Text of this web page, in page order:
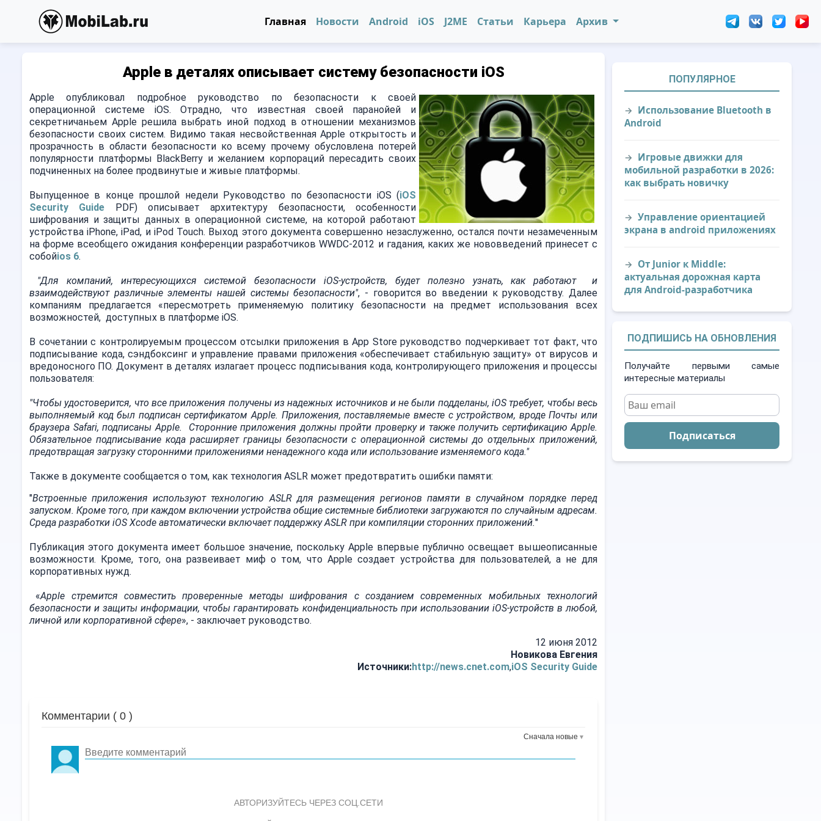
Главная Новости Android iOS J2ME Статьи Карьера Архив
Apple в деталях описывает систему безопасности iOS
Apple опубликовал подробное руководство по безопасности к своей
операционной системе iOS. Отрадно, что известная своей паранойей и
секретничаньем Apple решила выбрать иной подход в отношении механизмов
безопасности своих систем. Видимо такая несвойственная Apple открытость и
прозрачность в области безопасности ко всему прочему обусловлена потерей
популярности платформы BlackBerry и желанием корпораций пересадить своих
подчиненных на более продвинутые и живые платформы.
Выпущенное в конце прошлой недели Руководство по безопасности iOS (iOS
Security Guide PDF) описывает архитектуру безопасности, особенности
шифрования и защиты данных в операционной системе, на которой работают
устройства iPhone, iPad, и iPod Touch. Выход этого документа совершенно незаслуженно, остался почти незамеченным
на форме всеобщего ожидания конференции разработчиков WWDC-2012 и гадания, каких же нововведений принесет с
собойios 6.
"Для компаний, интересующихся системой безопасности iOS-устройств, будет полезно узнать, как работают и
взаимодействуют различные элементы нашей системы безопасности", - говорится во введении к руководству. Далее
компаниям предлагается «пересмотреть применяемую политику безопасности на предмет использования всех
возможностей, доступных в платформе iOS.
В сочетании с контролируемым процессом отсылки приложения в App Store руководство подчеркивает тот факт, что
подписывание кода, сэндбоксинг и управление правами приложения «обеспечивает стабильную защиту» от вирусов и
вредоносного ПО. Документ в деталях излагает процесс подписывания кода, контролирующего приложения и процессы
пользователя:
"Чтобы удостоверится, что все приложения получены из надежных источников и не были подделаны, iOS требует, чтобы весь
выполняемый код был подписан сертификатом Apple. Приложения, поставляемые вместе с устройством, вроде Почты или
браузера Safari, подписаны Apple. Сторонние приложения должны пройти проверку и также получить сертификацию Apple.
Обязательное подписывание кода расширяет границы безопасности с операционной системы до отдельных приложений,
предотвращая загрузку сторонними приложениями ненадежного кода или использование изменяемого кода."
Также в документе сообщается о том, как технология ASLR может предотвратить ошибки памяти:
"Встроенные приложения используют технологию ASLR для размещения регионов памяти в случайном порядке перед
запуском. Кроме того, при каждом включении устройства общие системные библиотеки загружаются по случайным адресам.
Среда разработки iOS Xcode автоматически включает поддержку ASLR при компиляции сторонних приложений."
Публикация этого документа имеет большое значение, поскольку Apple впервые публично освещает вышеописанные
возможности. Кроме, того, она развеивает миф о том, что Apple создает устройства для пользователей, а не для
корпоративных нужд.
«Apple стремится совместить проверенные методы шифрования с созданием современных мобильных технологий
безопасности и защиты информации, чтобы гарантировать конфиденциальность при использовании iOS-устройств в любой,
личной или корпоративной сфере», - заключает руководство.
12 июня 2012
Новикова Евгения
Источники:http://news.cnet.com,iOS Security Guide
Комментарии ( 0 )
Сначала новые
АВТОРИЗУЙТЕСЬ ЧЕРЕЗ СОЦ.СЕТИ
ПОПУЛЯРНОЕ
Использование Bluetooth в
Android
Игровые движки для
мобильной разработки в 2026:
как выбрать новичку
Управление ориентацией
экрана в android приложениях
От Junior к Middle:
актуальная дорожная карта
для Android-разработчика
ПОДПИШИСЬ НА ОБНОВЛЕНИЯ
Получайте первыми самые
интересные материалы
Подписаться